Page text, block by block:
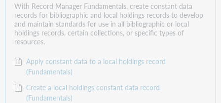
With Record Manager Fundamentals, create constant data
records for bibliographic and local holdings records to develop
and maintain standards for use in all bibliographic or local
holdings records, certain collections, or specific types of
resources.
Apply constant data to a local holdings record
(Fundamentals)
Create a local holdings constant data record
(Fundamentals)